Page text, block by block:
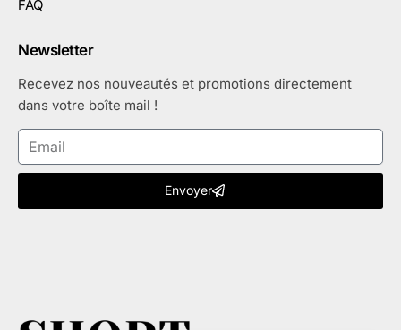
FAQ
Newsletter
Recevez nos nouveautés et promotions directement
dans votre boîte mail !
Envoyer